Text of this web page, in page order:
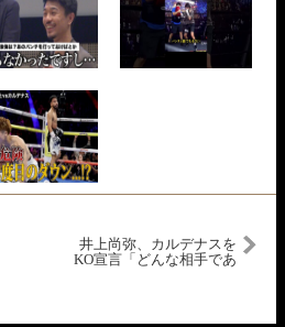
井上尚弥、カルデナスを
KO宣言「どんな相手であ